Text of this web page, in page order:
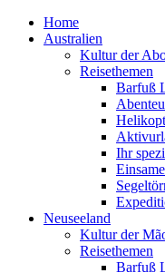
Home
Australien
Kultur der
Reisethemen
Barfuß
Ihr
Neuseeland
Kultur der
Reisethemen
Barfuß